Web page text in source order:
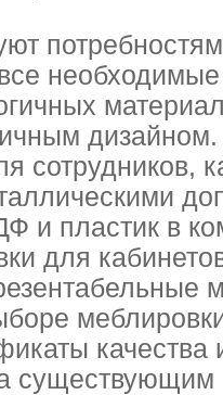
дизайном.
сотрудников,
и пластик в
для